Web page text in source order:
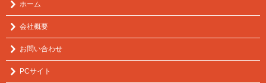
ホーム
会社概要
お問い合わせ
PCサイト